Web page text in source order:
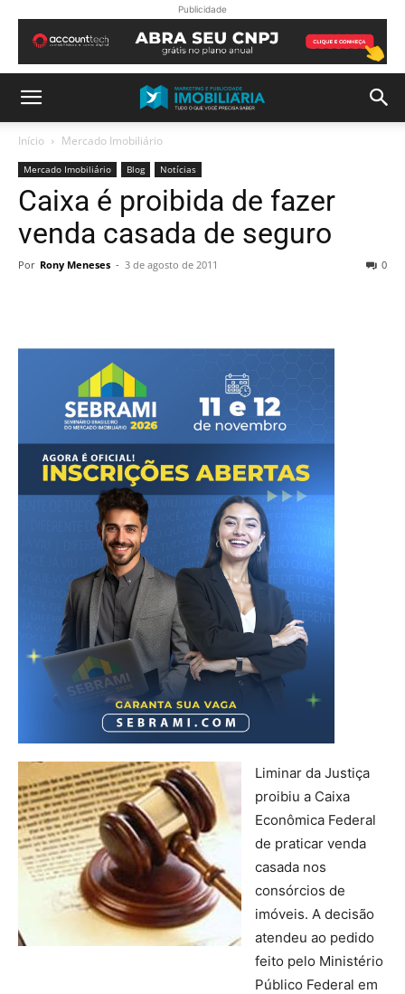
Publicidade
Início Mercado Imobiliário
Mercado Imobiliário Blog Notícias
Caixa é proibida de fazer
venda casada de seguro
Por Rony Meneses - 3 de agosto de 2011 0
Liminar da Justiça
proibiu a Caixa
Econômica Federal
de praticar venda
casada nos
consórcios de
imóveis. A decisão
atendeu ao pedido
feito pelo Ministério
Público Federal em